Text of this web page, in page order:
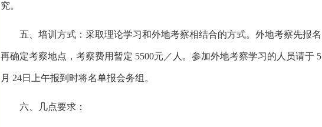
究。
五、培训方式：采取理论学习和外地考察相结合的方式。外地考察先报名
再确定考察地点，考察费用暂定 5500元／人。参加外地考察学习的人员请于 5
月 24日上午报到时将名单报会务组。
六、几点要求：